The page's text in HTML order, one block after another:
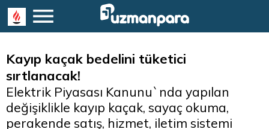
Kayıp kaçak bedelini tüketici
sırtlanacak!
Elektrik Piyasası Kanunu`nda yapılan
değişiklikle kayıp kaçak, sayaç okuma,
perakende satış, hizmet, iletim sistemi